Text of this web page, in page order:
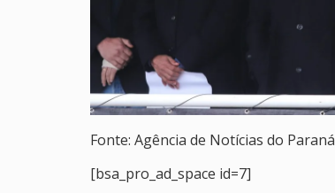
Fonte: Agência de Notícias do Paraná
[bsa_pro_ad_space id=7]